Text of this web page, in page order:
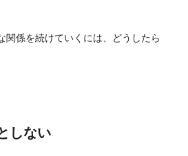
関係を続けていくには、どうしたら
しない